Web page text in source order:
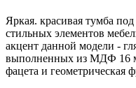
Яркая. красивая тумба
стильных элементов
акцент данной модели -
выполненных из МДФ 16
фацета и геометрическая